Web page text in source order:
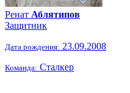
Ренат Аблятипов
Защитник
Дата рождения: 23.09.2008
Команда: Сталкер